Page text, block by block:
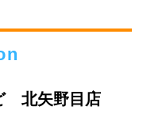
北矢野目店